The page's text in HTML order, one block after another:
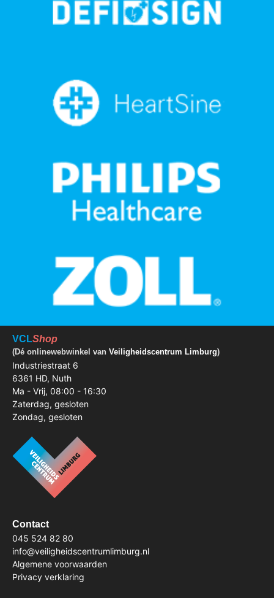
VCLShop
(Dé onlinewebwinkel van Veiligheidscentrum Limburg)
Industriestraat 6
6361 HD, Nuth
Ma - Vrij, 08:00 - 16:30
Zaterdag, gesloten
Zondag, gesloten
Contact
045 524 82 80
info@veiligheidscentrumlimburg.nl
Algemene voorwaarden
Privacy verklaring